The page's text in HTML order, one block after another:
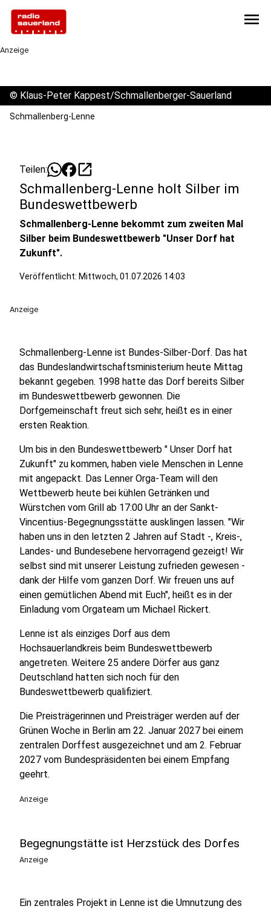
menu
Anzeige
© Klaus-Peter Kappest/Schmallenberger-Sauerland
Schmallenberg-Lenne
Teilen: open_in_new
Schmallenberg-Lenne holt Silber im
Bundeswettbewerb
Schmallenberg-Lenne bekommt zum zweiten Mal
Silber beim Bundeswettbewerb "Unser Dorf hat
Zukunft".
Veröffentlicht: Mittwoch, 01.07.2026 14:03
Anzeige
Schmallenberg-Lenne ist Bundes-Silber-Dorf. Das hat
das Bundeslandwirtschaftsministerium heute Mittag
bekannt gegeben. 1998 hatte das Dorf bereits Silber
im Bundeswettbewerb gewonnen. Die
Dorfgemeinschaft freut sich sehr, heißt es in einer
ersten Reaktion.
Um bis in den Bundeswettbewerb " Unser Dorf hat
Zukunft" zu kommen, haben viele Menschen in Lenne
mit angepackt. Das Lenner Orga-Team will den
Wettbewerb heute bei kühlen Getränken und
Würstchen vom Grill ab 17:00 Uhr an der Sankt-
Vincentius-Begegnungsstätte ausklingen lassen. "Wir
haben uns in den letzten 2 Jahren auf Stadt -, Kreis-,
Landes- und Bundesebene hervorragend gezeigt! Wir
selbst sind mit unserer Leistung zufrieden gewesen -
dank der Hilfe vom ganzen Dorf. Wir freuen uns auf
einen gemütlichen Abend mit Euch", heißt es in der
Einladung vom Orgateam um Michael Rickert.
Lenne ist als einziges Dorf aus dem
Hochsauerlandkreis beim Bundeswettbewerb
angetreten. Weitere 25 andere Dörfer aus ganz
Deutschland hatten sich noch für den
Bundeswettbewerb qualifiziert.
Die Preisträgerinnen und Preisträger werden auf der
Grünen Woche in Berlin am 22. Januar 2027 bei einem
zentralen Dorffest ausgezeichnet und am 2. Februar
2027 vom Bundespräsidenten bei einem Empfang
geehrt.
Anzeige
Begegnungstätte ist Herzstück des Dorfes
Anzeige
Ein zentrales Projekt in Lenne ist die Umnutzung des